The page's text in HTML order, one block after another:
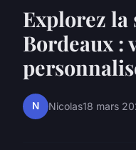
Explorez
Bordeaux :
N Nicolas18 mars